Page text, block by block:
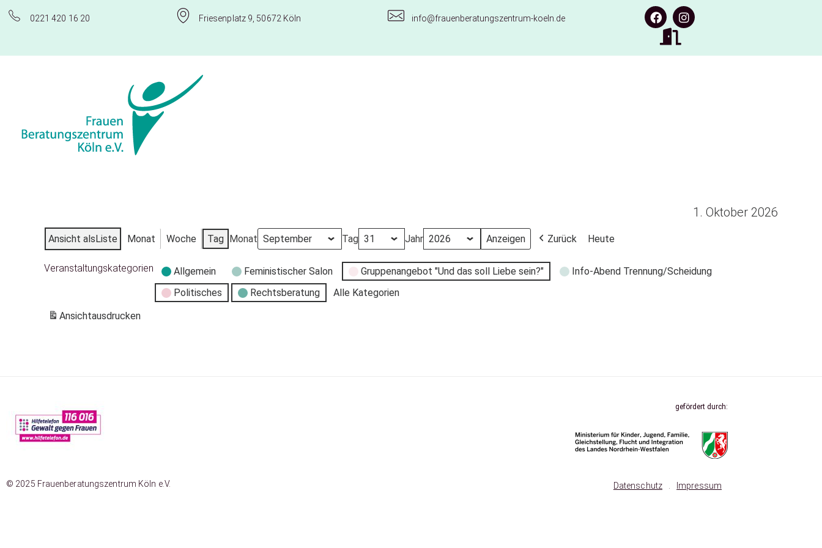
0221 420 16 20 Friesenplatz 9, 50672 Köln info@frauenberatungszentrum-koeln.de
1. Oktober 2026
Ansicht alsListe Monat Woche Tag Monat Tag Jahr Zurück Heute
Veranstaltungskategorien Allgemein Feministischer Salon Gruppenangebot "Und das soll Liebe sein?"
Info-Abend Trennung/Scheidung
Politisches
Rechtsberatung
Alle Kategorien
Ansichtausdrucken
gefördert durch:
© 2025 Frauenberatungszentrum Köln e.V. Datenschutz Impressum